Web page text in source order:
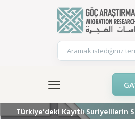
Türkiye’deki Kayıtlı Suriyelilerin